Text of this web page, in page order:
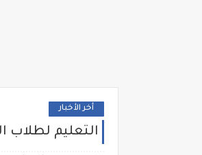
أخر الأخبار
التعليم لطلاب